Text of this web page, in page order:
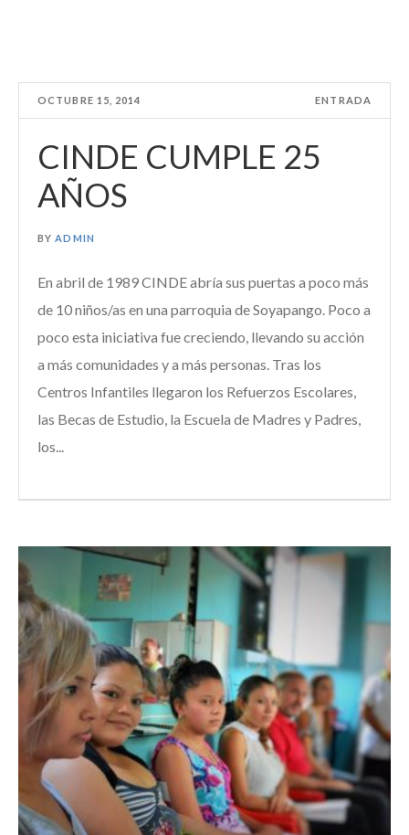
OCTUBRE 15, 2014 ENTRADA
CINDE CUMPLE 25
AÑOS
BYADMIN
En abril de 1989 CINDE abría sus puertas a poco más
de 10 niños/as en una parroquia de Soyapango. Poco a
poco esta iniciativa fue creciendo, llevando su acción
a más comunidades y a más personas. Tras los
Centros Infantiles llegaron los Refuerzos Escolares,
las Becas de Estudio, la Escuela de Madres y Padres,
los...